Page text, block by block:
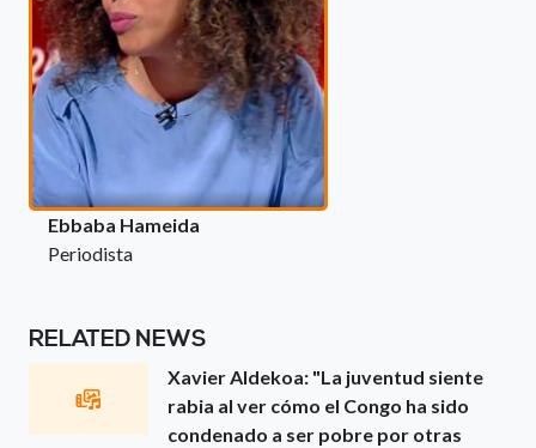
Ebbaba Hameida
Periodista
RELATED NEWS
Xavier Aldekoa: "La juventud siente
rabia al ver cómo el Congo ha sido
condenado a ser pobre por otras